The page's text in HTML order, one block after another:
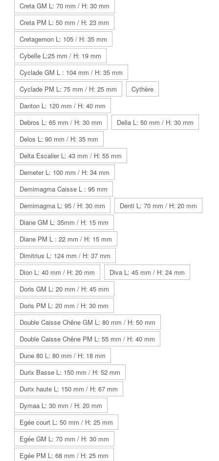
Creta GM L: 70 mm / H: 30 mm
Creta PM L: 50 mm / H: 23 mm
Cretagemon L: 105 / H: 35 mm
Cybelle L:25 mm / H: 19 mm
Cyclade GM L : 104 mm / H: 35 mm
Cyclade PM L: 75 mm / H: 25 mm
Cythère
Danton L: 120 mm / H: 40 mm
Debros L: 65 mm / H: 30 mm
Delia L: 50 mm / H: 30 mm
Delos L: 90 mm / H: 35 mm
Delta Escalier L: 43 mm / H: 55 mm
Demeter L: 100 mm / H: 34 mm
Demimagma Caisse L : 95 mm
Demimagma L: 95 / H: 30 mm
Denti L: 70 mm / H: 20 mm
Diane GM L: 35mm / H: 15 mm
Diane PM L : 22 mm / H: 15 mm
Dimitrius L: 124 mm / H: 37 mm
Dion L: 40 mm / H: 20 mm
Diva L: 45 mm / H: 24 mm
Doris GM L: 20 mm / H: 45 mm
Doris PM L: 20 mm / H: 30 mm
Double Caisse Chêne GM L: 80 mm / H: 50 mm
Double Caisse Chêne PM L: 55 mm / H: 40 mm
Dune 80 L: 80 mm / H: 18 mm
Durix Basse L: 150 mm / H: 52 mm
Durix haute L: 150 mm / H: 67 mm
Dymaa L: 30 mm / H: 20 mm
Egée court L: 50 mm / H: 25 mm
Egée GM L: 70 mm / H: 30 mm
Egée PM L: 68 mm / H: 25 mm